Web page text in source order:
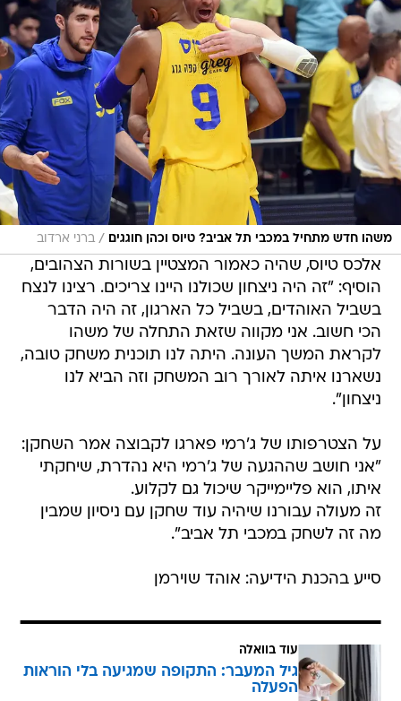
משהו חדש מתחיל במכבי תל אביב? טיוס וכהן חוגגים / ברני ארדוב
אלכס טיוס, שהיה כאמור המצטיין בשורות הצהובים,
הוסיף: "זה היה ניצחון שכולנו היינו צריכים. רצינו לנצח
בשביל האוהדים, בשביל כל הארגון, זה היה הדבר
הכי חשוב. אני מקווה שזאת התחלה של משהו
לקראת המשך העונה. היתה לנו תוכנית משחק טובה,
נשארנו איתה לאורך רוב המשחק וזה הביא לנו
ניצחון".
על הצטרפותו של ג'רמי פארגו לקבוצה אמר השחקן:
"אני חושב שההגעה של ג'רמי היא נהדרת, שיחקתי
איתו, הוא פליימייקר שיכול גם לקלוע.
זה מעולה עבורנו שיהיה עוד שחקן עם ניסיון שמבין
מה זה לשחק במכבי תל אביב".
סייע בהכנת הידיעה: אוהד שוירמן
עוד בוואלה
גיל המעבר: התקופה שמגיעה בלי הוראות
הפעלה